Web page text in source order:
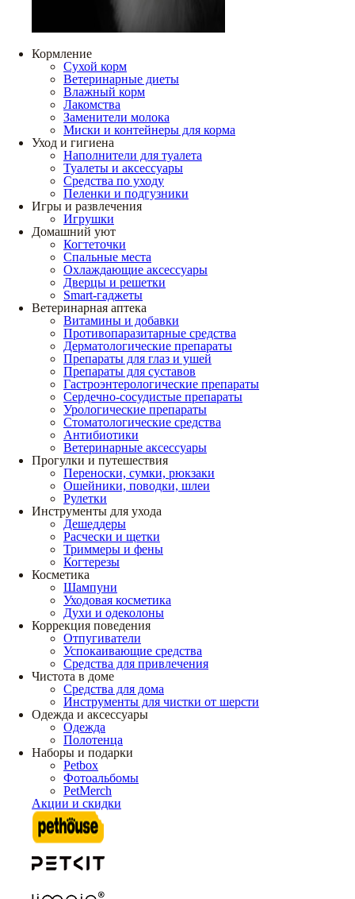
Кормление
Сухой корм
Ветеринарные диеты
Влажный корм
Лакомства
Заменители молока
Миски и контейнеры для корма
Уход и гигиена
Наполнители для туалета
Туалеты и аксессуары
Средства по уходу
Пеленки и подгузники
Игры и развлечения
Игрушки
Домашний уют
Когтеточки
Спальные места
Охлаждающие аксессуары
Дверцы и решетки
Smart-гаджеты
Ветеринарная аптека
Витамины и добавки
Противопаразитарные средства
Дерматологические препараты
Препараты для глаз и ушей
Препараты для суставов
Гастроэнтерологические препараты
Сердечно-сосудистые препараты
Урологические препараты
Стоматологические средства
Антибиотики
Ветеринарные аксессуары
Прогулки и путешествия
Переноски, сумки, рюкзаки
Ошейники, поводки, шлеи
Рулетки
Инструменты для ухода
Дешеддеры
Расчески и щетки
Триммеры и фены
Когтерезы
Косметика
Шампуни
Уходовая косметика
Духи и одеколоны
Коррекция поведения
Отпугиватели
Успокаивающие средства
Средства для привлечения
Чистота в доме
Средства для дома
Инструменты для чистки от шерсти
Одежда и аксессуары
Одежда
Полотенца
Наборы и подарки
Petbox
Фотоальбомы
PetMerch
Акции и скидки